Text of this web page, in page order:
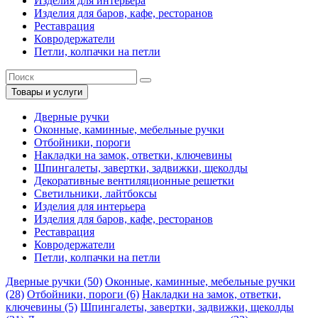
Изделия для баров, кафе, ресторанов
Реставрация
Ковродержатели
Петли, колпачки на петли
Товары и услуги
Дверные ручки
Оконные, каминные, мебельные ручки
Отбойники, пороги
Накладки на замок, ответки, ключевины
Шпингалеты, завертки, задвижки, щеколды
Декоративные вентиляционные решетки
Светильники, лайтбоксы
Изделия для интерьера
Изделия для баров, кафе, ресторанов
Реставрация
Ковродержатели
Петли, колпачки на петли
Дверные ручки (50) Оконные, каминные, мебельные ручки
(28) Отбойники, пороги (6) Накладки на замок, ответки,
ключевины (5) Шпингалеты, завертки, задвижки, щеколды